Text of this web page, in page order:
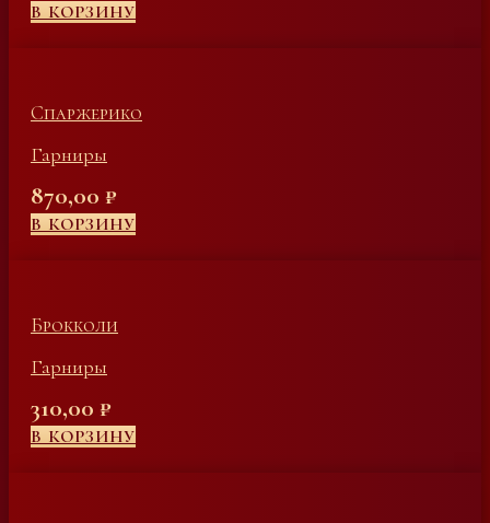
В КОРЗИНУ
Спаржерико
Гарниры
870,00 ₽
В КОРЗИНУ
Брокколи
Гарниры
310,00 ₽
В КОРЗИНУ